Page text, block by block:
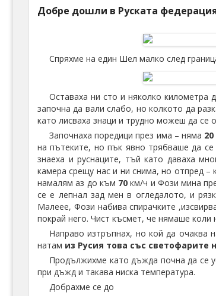
Добре дошли в Руската
Спряхме на един Шел малко след
Оставаха ни сто и няколко километра
започна да вали слабо, но колкото да
като лисваха знаци и трудно можеш да се
Започнаха поредици през има – няма 20
на пътеките, но пък явно трябваше да
знаеха и руснаците, тъй като даваха
камера срещу нас и ни снима, но отпред
намалям аз до към 70 км/ч и Фози мина
се е лепнал зад мен в огледалото, и
Малеее, Фози набива спирачките
покрай него. Чист късмет, че нямаше
Направо изтръпнах, но кой да очаква
натам из Русия това със
Продължихме като дъжда почна да се
при дъжд и такава ниска температура.
Добрахме се до